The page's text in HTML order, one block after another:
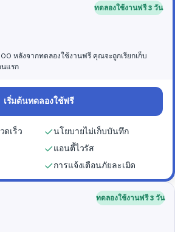
ทดลองใช้งานฟรี 3 วัน
หลังจากทดลองใช้งานฟรี คุณจะถูกเรียกเก็บ
นแรก
เริ่มต้นทดลองใช้ฟรี
ดเร็ว
นโยบายไม่เก็บบันทึก
แอนตี้ไวรัส
การแจ้งเตือนภัยละเมิด
ทดลองใช้งานฟรี 3 วัน